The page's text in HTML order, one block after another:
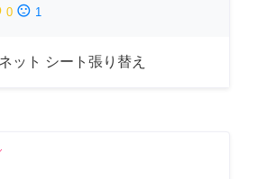
0 sentiment_dissatisfied 1
ット シート張り替え